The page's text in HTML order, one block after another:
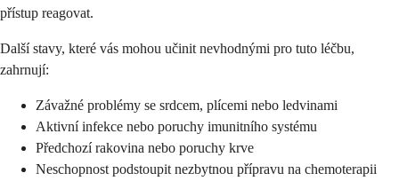
přístup reagovat.
Další stavy, které vás mohou učinit nevhodnými pro tuto léčbu,
zahrnují:
Závažné problémy se srdcem, plícemi nebo ledvinami
Aktivní infekce nebo poruchy imunitního systému
Předchozí rakovina nebo poruchy krve
Neschopnost podstoupit nezbytnou přípravu na chemoterapii